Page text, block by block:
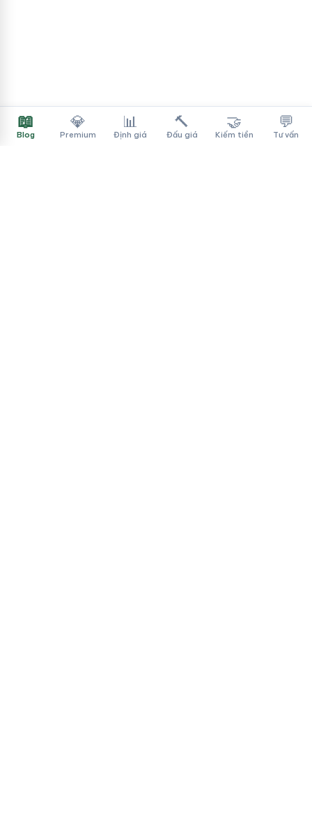
📖
Blog
💎
Premium
📊
Định giá
🔨
Đấu giá
🤝
Kiếm tiền
💬
Tư vấn